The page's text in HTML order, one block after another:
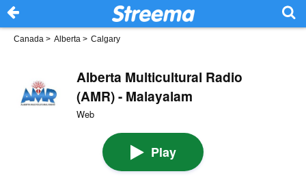
Canada > Alberta > Calgary
Alberta Multicultural Radio
(AMR) - Malayalam
Web
Play